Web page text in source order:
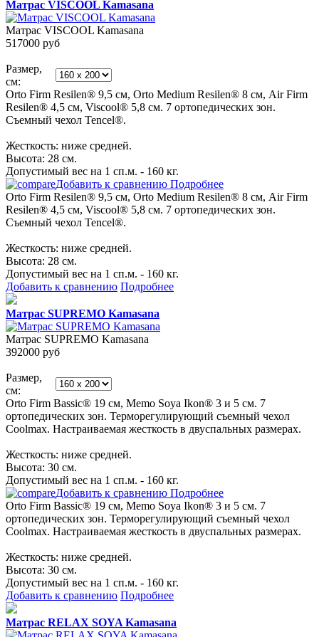
Матрас VISCOOL Kamasana
Матрас VISCOOL Kamasana
517000 руб
Размер,
см:
Orto Firm Resilen® 9,5 см, Orto Medium Resilen® 8 см, Air Firm
Resilen® 4,5 см, Viscool® 5,8 см. 7 ортопедических зон.
Съемный чехол Tencel®.
Жесткость: ниже средней.
Высота: 28 см.
Допустимый вес на 1 сп.м. - 160 кг.
Добавить к сравнению Подробнее
Orto Firm Resilen® 9,5 см, Orto Medium Resilen® 8 см, Air Firm
Resilen® 4,5 см, Viscool® 5,8 см. 7 ортопедических зон.
Съемный чехол Tencel®.
Жесткость: ниже средней.
Высота: 28 см.
Допустимый вес на 1 сп.м. - 160 кг.
Добавить к сравнению Подробнее
Матрас SUPREMO Kamasana
Матрас SUPREMO Kamasana
392000 руб
Размер,
см:
Orto Firm Bassic® 19 см, Memo Soya Ikon® 3 и 5 см. 7
ортопедических зон. Терморегулирующий съемный чехол
Coolmax. Настраиваемая жесткость в двуспальных размерах.
Жесткость: ниже средней.
Высота: 30 см.
Допустимый вес на 1 сп.м. - 160 кг.
Добавить к сравнению Подробнее
Orto Firm Bassic® 19 см, Memo Soya Ikon® 3 и 5 см. 7
ортопедических зон. Терморегулирующий съемный чехол
Coolmax. Настраиваемая жесткость в двуспальных размерах.
Жесткость: ниже средней.
Высота: 30 см.
Допустимый вес на 1 сп.м. - 160 кг.
Добавить к сравнению Подробнее
Матрас RELAX SOYA Kamasana